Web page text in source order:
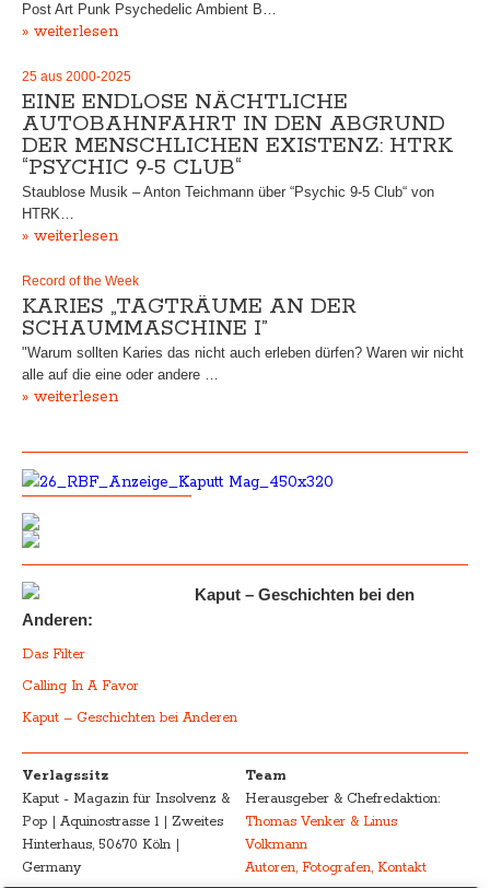
Post Art Punk Psychedelic Ambient B…
» weiterlesen
25 aus 2000-2025
EINE ENDLOSE NÄCHTLICHE
AUTOBAHNFAHRT IN DEN ABGRUND
DER MENSCHLICHEN EXISTENZ: HTRK
“PSYCHIC 9-5 CLUB“
Staublose Musik – Anton Teichmann über “Psychic 9-5 Club“ von
HTRK…
» weiterlesen
Record of the Week
KARIES „TAGTRÄUME AN DER
SCHAUMMASCHINE I”
"Warum sollten Karies das nicht auch erleben dürfen? Waren wir nicht
alle auf die eine oder andere …
» weiterlesen
Kaput – Geschichten bei den
Anderen:
Das Filter
Calling In A Favor
Kaput – Geschichten bei Anderen
Verlagssitz
Kaput - Magazin für Insolvenz &
Pop | Aquinostrasse 1 | Zweites
Hinterhaus, 50670 Köln |
Germany
Team
Herausgeber & Chefredaktion:
Thomas Venker & Linus
Volkmann
Autoren, Fotografen, Kontakt